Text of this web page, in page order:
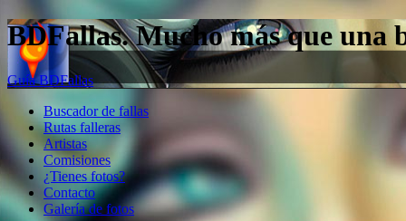
BDFallas. Mucho más que una
Guía BDFallas
Buscador de fallas
Rutas falleras
Artistas
Comisiones
¿Tienes fotos?
Contacto
Galería de fotos